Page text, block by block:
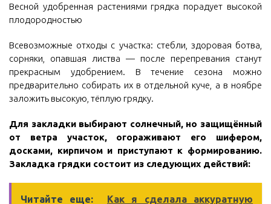
Весной удобренная растениями грядка порадует высокой
плодородностью
Всевозможные отходы с участка: стебли, здоровая ботва,
сорняки, опавшая листва — после перепревания станут
прекрасным удобрением. В течение сезона можно
предварительно собирать их в отдельной куче, а в ноябре
заложить высокую, тёплую грядку.
Для закладки выбирают солнечный, но защищённый
от ветра участок, огораживают его шифером,
досками, кирпичом и приступают к формированию.
Закладка грядки состоит из следующих действий:
Читайте еще: Как я сделала аккуратную